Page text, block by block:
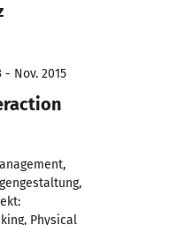
- Nov. 2015
Physical